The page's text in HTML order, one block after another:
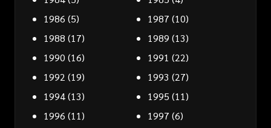
1986 (5) 1987 (10)
1988 (17) 1989 (13)
1990 (16) 1991 (22)
1992 (19) 1993 (27)
1994(13) 1995 (11)
1996 (11) 1997 (6)